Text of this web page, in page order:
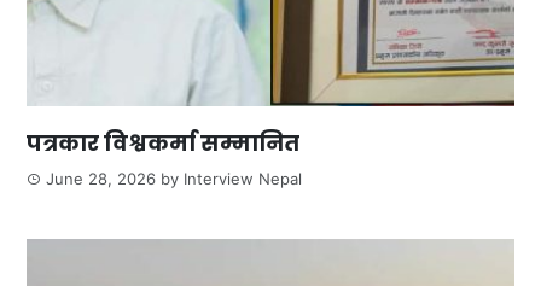
पत्रकार विश्वकर्मा सम्मानित
June 28, 2026 by Interview Nepal